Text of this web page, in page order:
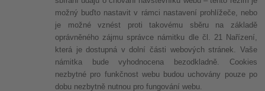
možný buďto nastavit v rámci nastavení prohlížeče, nebo
je možné vznést proti takovému sběru na základě
oprávněného zájmu správce námitku dle čl. 21 Nařízení,
která je dostupná v dolní části webových stránek. Vaše
námitka bude vyhodnocena bezodkladně. Cookies
nezbytné pro funkčnost webu budou uchovány pouze po
dobu nezbytně nutnou pro fungování webu.